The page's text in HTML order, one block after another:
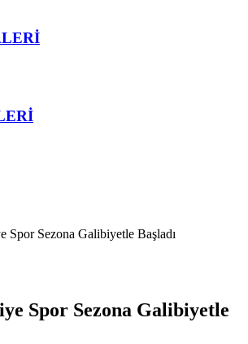
Spor Sezona Galibiyetle Başladı
Spor Sezona Galibiyetle